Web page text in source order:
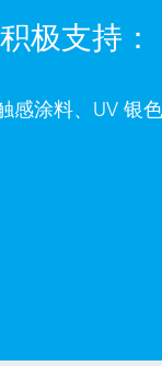
极支持：
感涂料、UV 银